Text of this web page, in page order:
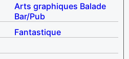
Arts graphiques Balade
Bar/Pub
Fantastique